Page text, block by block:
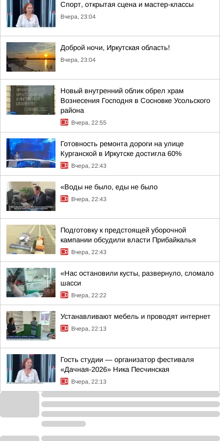
Спорт, открытая сцена и мастер-классы
Вчера, 23:04
Доброй ночи, Иркутская область!
Вчера, 23:04
Новый внутренний облик обрел храм
Вознесения Господня в Сосновке Усольского
района
Вчера, 22:55
Готовность ремонта дороги на улице
Курганской в Иркутске достигла 60%
Вчера, 22:43
«Воды не было, еды не было
Вчера, 22:43
Подготовку к предстоящей уборочной
кампании обсудили власти Прибайкалья
Вчера, 22:43
«Нас остановили кусты, развернуло, сломало
шасси
Вчера, 22:22
Устанавливают мебель и проводят интернет
Вчера, 22:13
Гость студии — организатор фестиваля
«Дачная-2026» Ника Песчинская
Вчера, 22:13